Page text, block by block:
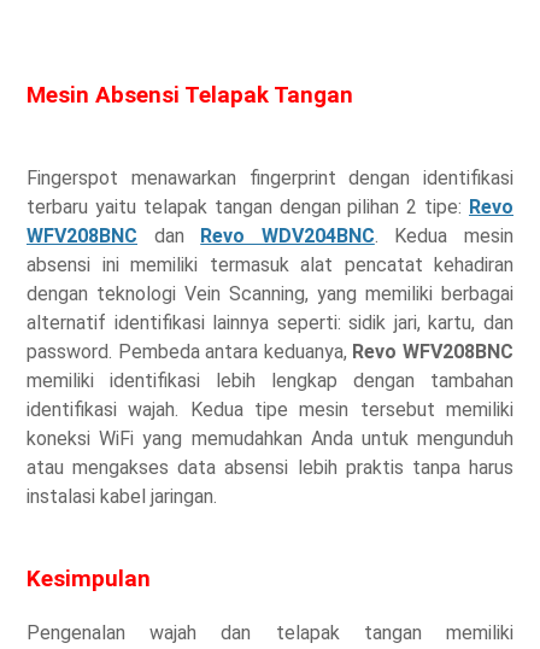
Mesin Absensi Telapak Tangan
Fingerspot menawarkan fingerprint dengan identifikasi
terbaru yaitu telapak tangan dengan pilihan 2 tipe: Revo
WFV208BNC dan Revo WDV204BNC . Kedua mesin
absensi ini memiliki termasuk alat pencatat kehadiran
dengan teknologi Vein Scanning, yang memiliki berbagai
alternatif identifikasi lainnya seperti: sidik jari, kartu, dan
password. Pembeda antara keduanya, Revo WFV208BNC
memiliki identifikasi lebih lengkap dengan tambahan
identifikasi wajah. Kedua tipe mesin tersebut memiliki
koneksi WiFi yang memudahkan Anda untuk mengunduh
atau mengakses data absensi lebih praktis tanpa harus
instalasi kabel jaringan.
Kesimpulan
Pengenalan wajah dan telapak tangan memiliki